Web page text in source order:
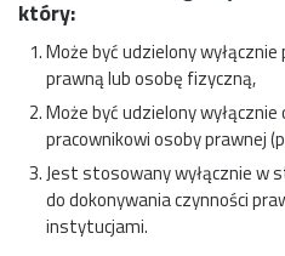
który:
Może być udzielony
prawną lub osobę fizyczną,
Może być udzielony
pracownikowi osoby prawnej
Jest stosowany wyłącznie w
do dokonywania czynności
instytucjami.